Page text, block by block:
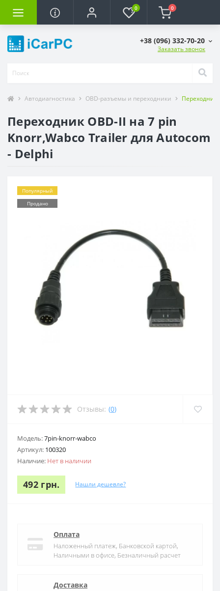
0 0
+38 (096) 332-70-20
Заказать звонок
Автодиагностика OBD-разъемы и переходники Переходник
Переходник OBD-II на 7 pin
Knorr,Wabco Trailer для Autocom
- Delphi
Популярный
Продано
Отзывы: (0)
Модель:7pin-knorr-wabco
Артикул: 100320
Наличие: Нет в наличии
492 грн. Нашли дешевле?
Оплата
Наложенный платеж, Банковской картой,
Наличными в офисе, Безналичный расчет
Доставка